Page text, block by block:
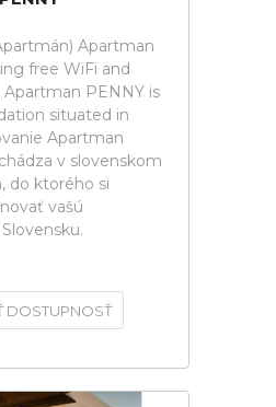
Apartman
free WiFi and
Apartman PENNY is
situated in
Apartman
v slovenskom
do ktorého si
vašú
DOSTUPNOSŤ